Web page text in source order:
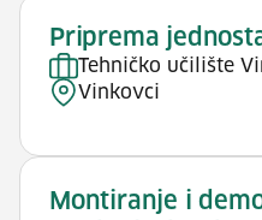
Priprema
Tehničko učilište
Vinkovci
Montiranje i